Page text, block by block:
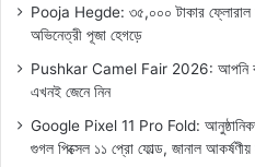
Pooja Hegde: ৩৫,০০০ টাকার ফ্লোরাল
অভিনেত্রী পূজা হেগড়ে
Pushkar Camel Fair 2026: আপনি কী
এখনই জেনে নিন
Google Pixel 11 Pro Fold:
গুগল পিক্সেল ১১ প্রো ফোল্ড, জানাল